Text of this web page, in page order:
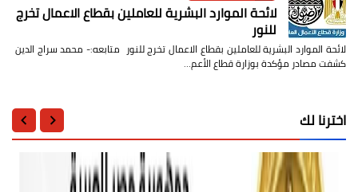
لائحة الموارد البشرية للعاملين بقطاع الاعمال تخرج
للنور
لائحة الموارد البشرية للعاملين بقطاع الاعمال تخرج للنور متابعه:- محمد سراج الدين
كشفت مصادر مؤكدة بوزارة قطاع الأعم…
اخترنا لك